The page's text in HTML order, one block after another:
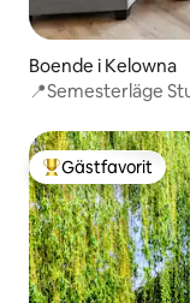
Boende i Kelowna
📍Semesterläge
Populär
Gästfavorit